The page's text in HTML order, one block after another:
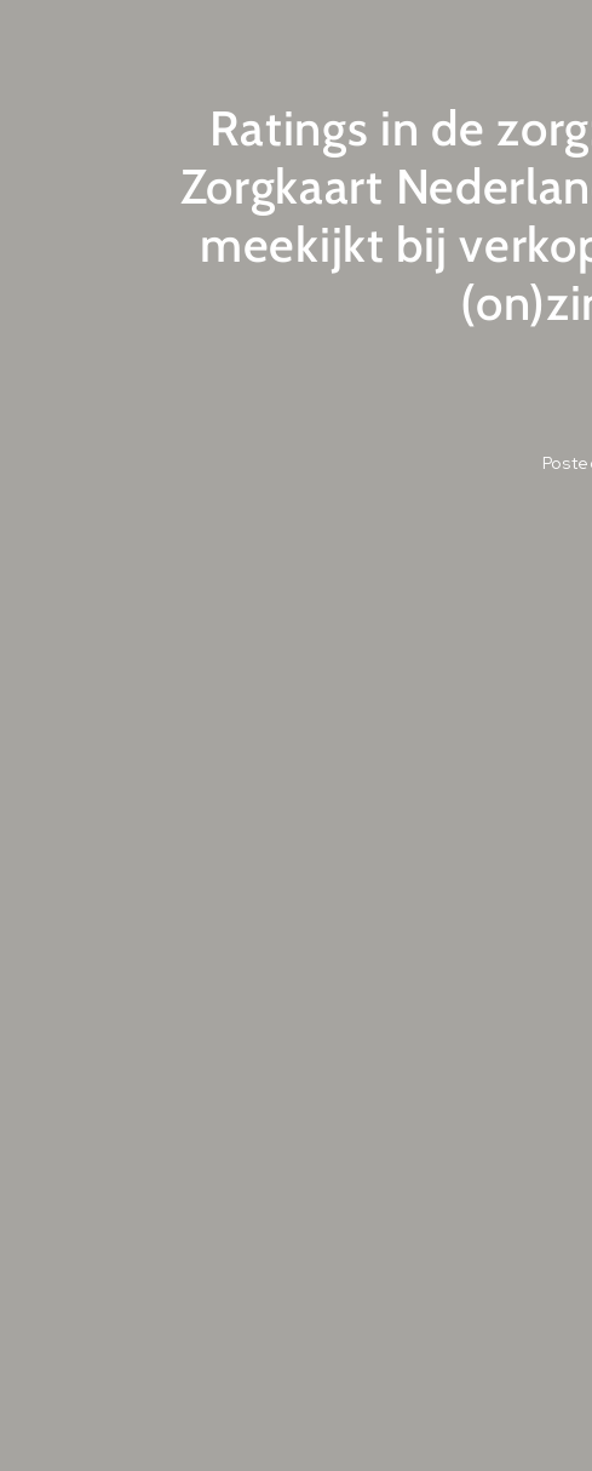
Ratings in de
Zorgkaart
meekijkt bij